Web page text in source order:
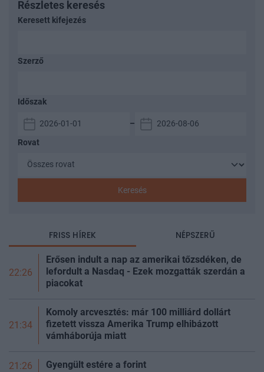
Részletes keresés
Keresett kifejezés
Szerző
Időszak
–
Rovat
Keresés
FRISS HÍREK NÉPSZERŰ
22:26
Erősen indult a nap az amerikai tőzsdéken, de
lefordult a Nasdaq - Ezek mozgatták szerdán a
piacokat
21:34
Komoly arcvesztés: már 100 milliárd dollárt
fizetett vissza Amerika Trump elhibázott
vámháborúja miatt
21:26 Gyengült estére a forint